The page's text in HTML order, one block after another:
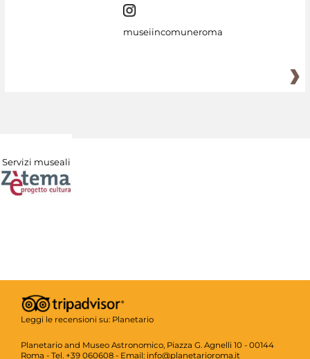
museiincomuneroma
Servizi museali
Leggi le recensioni su: Planetario
Planetario and Museo Astronomico, Piazza G. Agnelli 10 - 00144
Roma - Tel. +39 060608 - Email: info@planetarioroma.it